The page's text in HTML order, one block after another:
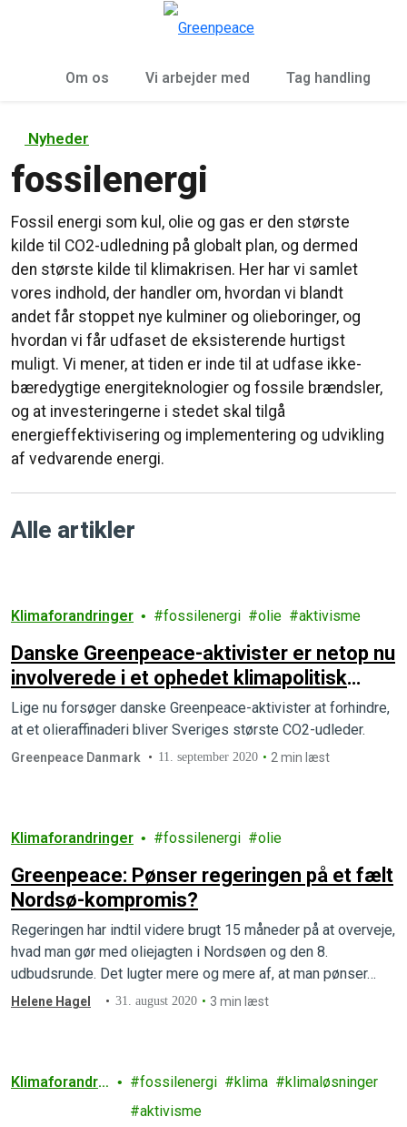
Om os Vi arbejder med Tag handling
Nyheder
fossilenergi
Fossil energi som kul, olie og gas er den største
kilde til CO2-udledning på globalt plan, og dermed
den største kilde til klimakrisen. Her har vi samlet
vores indhold, der handler om, hvordan vi blandt
andet får stoppet nye kulminer og olieboringer, og
hvordan vi får udfaset de eksisterende hurtigst
muligt. Vi mener, at tiden er inde til at udfase ikke-
bæredygtige energiteknologier og fossile brændsler,
og at investeringerne i stedet skal tilgå
energieffektivisering og implementering og udvikling
af vedvarende energi.
Alle artikler
Klimaforandringer fossilenergi olie aktivisme
Danske Greenpeace-aktivister er netop nu
involverede i et ophedet klimapolitisk
slagsmål i Sverige
Lige nu forsøger danske Greenpeace-aktivister at forhindre,
at et olieraffinaderi bliver Sveriges største CO2-udleder.
Greenpeace Danmark 11. september 2020 2 min læst
Klimaforandringer fossilenergi olie
Greenpeace: Pønser regeringen på et fælt
Nordsø-kompromis?
Regeringen har indtil videre brugt 15 måneder på at overveje,
hvad man gør med oliejagten i Nordsøen og den 8.
udbudsrunde. Det lugter mere og mere af, at man pønser…
Helene Hagel 31. august 2020 3 min læst
Klimaforandrin
fossilenergi klima
klimaløsninger
aktivisme